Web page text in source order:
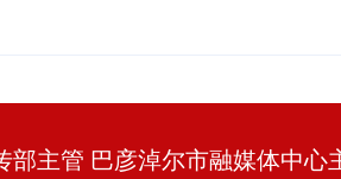
部主管 巴彦淖尔市融媒体中心